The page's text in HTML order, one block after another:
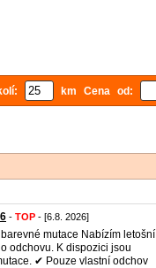
km Cena od:
- TOP - [6.8. 2026]
mutace Nabízím letošní
odchovu. K dispozici jsou
✔ Pouze vlastní odchov